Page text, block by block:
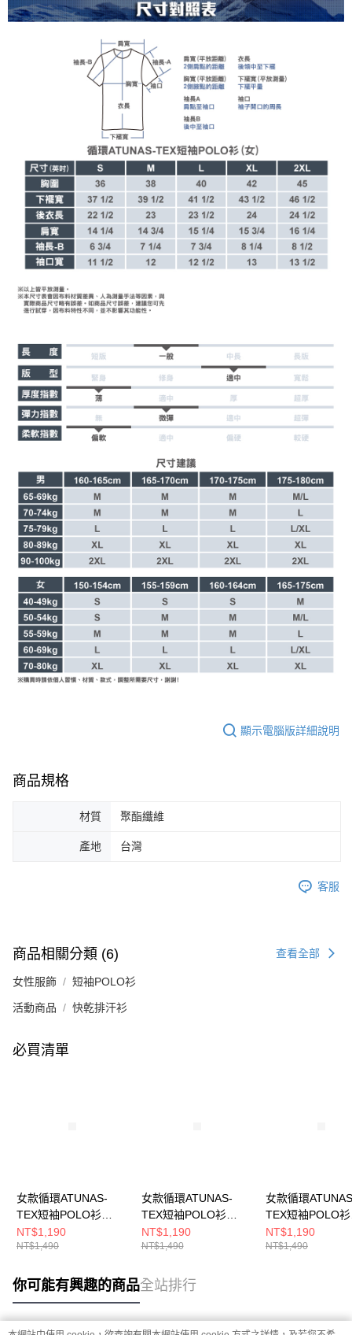
顯示電腦版詳細說明
商品規格
材質 聚酯纖維
產地 台灣
客服
商品相關分類 (6) 查看全部
女性服飾 短袖POLO衫
活動商品 快乾排汗衫
必買清單
女款循環ATUNAS-
TEX短袖POLO衫
(A2PS2536WC霧粉/快
乾排汗/抗紫外線)
NT$1,190
NT$1,490
女款循環ATUNAS-
TEX短袖POLO衫
(A2PS2535WC靛藍/快
乾排汗/抗紫外線)
NT$1,190
NT$1,490
女款循環
TEX短袖POLO衫
(A2PS2535WC
乾排汗/抗紫外線)
NT$1,190
NT$1,490
你可能有興趣的商品全站排行